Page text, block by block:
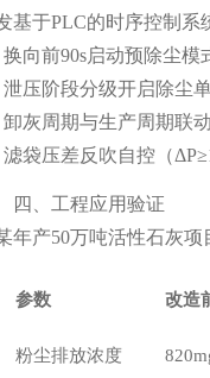
基于PLC的时序控制系
换向前90s启动预除尘模
泄压阶段分级开启除尘
卸灰周期与生产周期联
袋压差反吹自控（
四、工程应用验证
年产50万吨活性石灰项
参数 改造
粉尘排放浓度